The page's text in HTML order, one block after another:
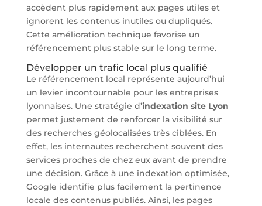
accèdent plus rapidement aux pages utiles et
ignorent les contenus inutiles ou dupliqués.
Cette amélioration technique favorise un
référencement plus stable sur le long terme.
Développer un trafic local plus qualifié
Le référencement local représente aujourd’hui
un levier incontournable pour les entreprises
lyonnaises. Une stratégie d’indexation site Lyon
permet justement de renforcer la visibilité sur
des recherches géolocalisées très ciblées. En
effet, les internautes recherchent souvent des
services proches de chez eux avant de prendre
une décision. Grâce à une indexation optimisée,
Google identifie plus facilement la pertinence
locale des contenus publiés. Ainsi, les pages